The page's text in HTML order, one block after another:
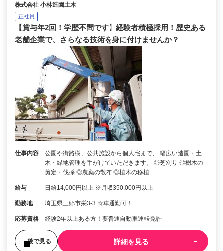
株式会社 小林造園土木
正社員
【賞与年2回！学歴不問です】経験者積極採用！歴史ある
老舗企業で、さらなる技術を身に付けませんか？
仕事内容
公園や街路樹、公共施設から個人宅まで、 幅広い造園・土
木・緑地管理を手がけていただきます。 ◎芝刈り ◎樹木の
剪定・伐採 ◎農薬の散布 ◎植木の移植……
給与 日給14,000円以上 ※月収350,000円以上
勤務地 埼玉県三郷市栄3-3 ☆車通勤可！
応募資格 経験2年以上ある方！要普通自動車運転免許
後で見る 詳細を見る